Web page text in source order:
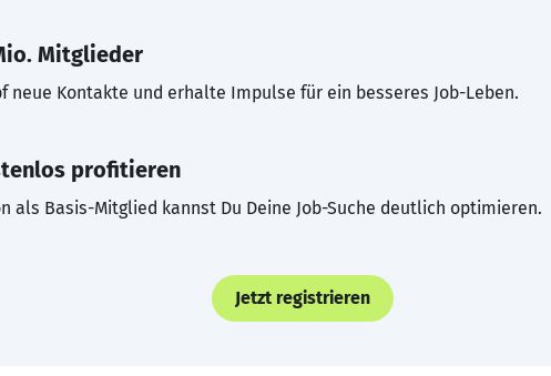
Mitglieder
neue Kontakte und erhalte Impulse für ein besseres Job-Leben.
profitieren
als Basis-Mitglied kannst Du Deine Job-Suche deutlich optimieren.
Jetzt registrieren